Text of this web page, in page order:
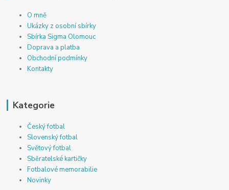
O mně
Ukázky z osobní sbírky
Sbírka Sigma Olomouc
Doprava a platba
Obchodní podmínky
Kontakty
Kategorie
Český fotbal
Slovenský fotbal
Světový fotbal
Sběratelské kartičky
Fotbalové memorabilie
Novinky